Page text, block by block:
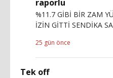
raporlu
%11.7 GİBİ BİR ZAM
İZİN GİTTİ SENDİKA
25 gün önce
Tek off